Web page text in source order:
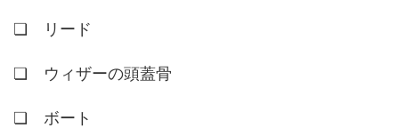
❏ リード
❏ ウィザーの頭蓋骨
❏ ボート